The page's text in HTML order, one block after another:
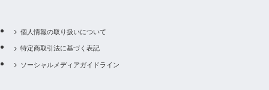
個人情報の取り扱いについて
特定商取引法に基づく表記
ソーシャルメディアガイドライン